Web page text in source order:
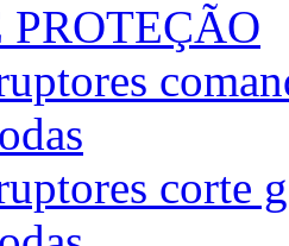
PROTEÇÃO
corte